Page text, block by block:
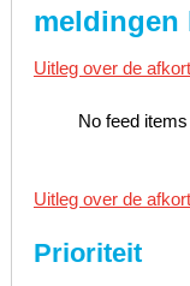
meldingen
Uitleg over de
No feed
Uitleg over de
Prioriteit